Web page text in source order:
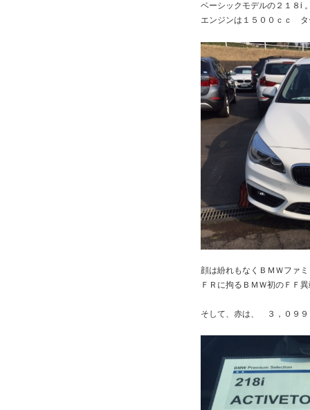
ベーシックモデルの２１８i
エンジンは１５００ｃｃ タ
顔は紛れもなくＢＭＷファ
ＦＲに拘るＢＭＷ初のＦＦ
そして、赤は、 ３，０９９